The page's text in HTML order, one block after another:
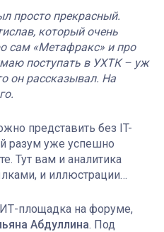
просто прекрасный.
который очень
сам «Метафракс» и про
поступать в УХТК – уж
он рассказывал. На
представить без IT-
разум уже успешно
Тут вам и аналитика
и иллюстрации…
площадка на форуме,
Абдуллина. Под